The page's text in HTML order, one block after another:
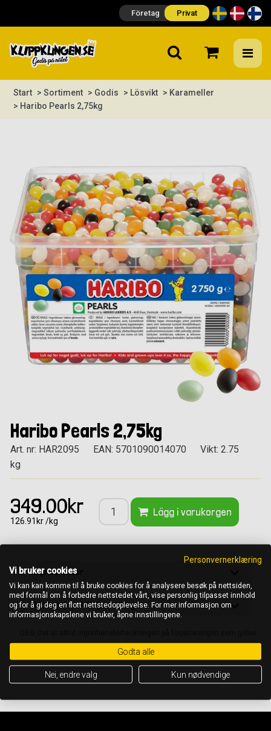
Företag Privat
Start > Sortiment > Godis > Lösvikt > Karameller
> Haribo Pearls 2,75kg
Haribo Pearls 2,75kg
Art. nr: HAR2095 EAN: 5701090014070
Vikt: 2.75
kg
349.00kr
126.91kr /kg
Lägg i varukorgen
Ingredienser
Näringsinnehåll per 100 g
Personvernerklæring
Vi bruker cookies
Vi kan kan komme til å bruke cookies for å analysere besøk på nettsiden,
med formål om å forbedre nettstedet vårt, vise personlig tilpasset innhold
og for å gi deg en flott nettstedopplevelse. For mer informasjon om
informasjonskapslene vi bruker, åpne innstillingene.
Godta alle
Nei, endre valg Kun nødvendige